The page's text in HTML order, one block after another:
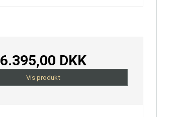
6.395,00 DKK
Vis produkt